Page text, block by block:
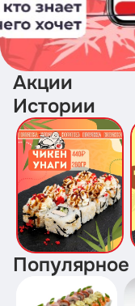
Акции
Истории
Популярное